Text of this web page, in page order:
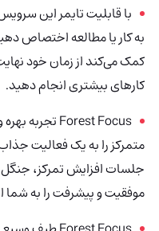
با قابلیت تایمر این
به کار یا مطالعه اختصاص
کمک می‌کند از زمان خود
کارهای بیشتری انجام دهید.
ForestFocus
تجربه
متمرکز را به یک فعالیت
جلسات افزایش تمرکز،
موفقیت و پیشرفت را به شما